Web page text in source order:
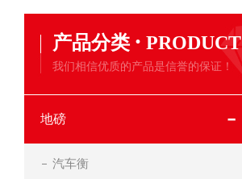
产品分类 · PRODUCT
我们相信优质的产品是信誉的保证！
地磅
汽车衡